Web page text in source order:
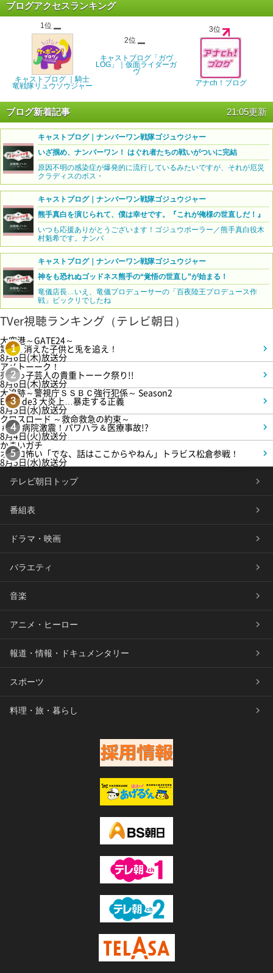
ブログアクセスランキング
1位
キャストブログ ｜騎士
竜戦隊リュウソウジャー
2位
キャストブログ「ガヴ
LOG」｜仮面ライダーガ
ヴ
3位
アナch！ブログ
ブログ新着記事 21:05更新
キャストブログ｜ナンバーワン戦隊ゴジュウジャー
いざ掴め、ナンバーワン！ はぐれ者たちの戦いがついに完結
原因不明の感染症が爆発的に流行しているみたいですが、それが厄災
クラディスのボス・
キャストブログ｜ナンバーワン戦隊ゴジュウジャー
熊手真白を演じられて、僕は幸せです。『これが俺様の世直しだ！』
いつも応援ありがとうございます！ゴジュウポーラー／熊手真白役木
村魁希です。ナンバ
キャストブログ｜ナンバーワン戦隊ゴジュウジャー
神をも恐れぬゴッドネス熊手の“覚悟の世直し”が始まる！
竜儀店長…いえ、竜儀プロデューサーの「百夜陸王プロデュース作
戦」ビックリでしたね
TVer視聴ランキング（テレビ朝日）
1
大空港～GATE24～
第3話 消えた子供と兎を追え！
8月6日(木)放送分
2
アメトーーク！
売れっ子芸人の貴重トーーク祭り!!
8月6日(木)放送分
3
大追跡～警視庁ＳＳＢＣ強行犯係～ Season2
Episode3 大炎上…暴走する正義
8月5日(水)放送分
4
クロスロード ～救命救急の約束～
＃5 病院激震！パワハラ＆医療事故!?
8月4日(火)放送分
5
かまいガチ
オモロ怖い「でな、話はここからやねん」トラビス松倉参戦！
8月5日(水)放送分
テレビ朝日トップ
番組表
ドラマ・映画
バラエティ
音楽
アニメ・ヒーロー
報道・情報・ドキュメンタリー
スポーツ
料理・旅・暮らし